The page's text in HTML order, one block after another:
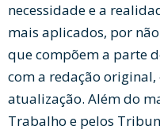
necessidade e a
mais aplicados, por
que compõem a parte
com a redação original,
atualização. Além do
Trabalho e pelos